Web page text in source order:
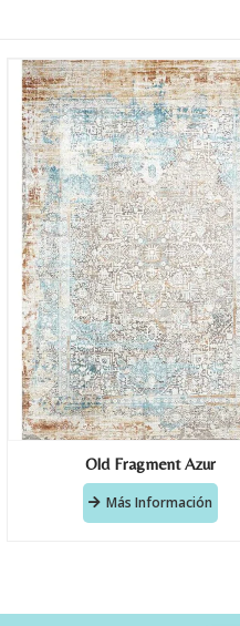
Old Fragment Azur
Más Información